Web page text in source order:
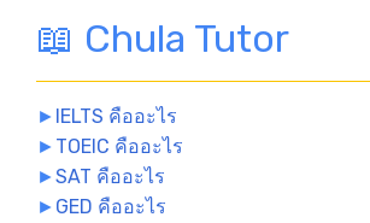
📖 Chula Tutor
► IELTS คืออะไร
► TOEIC คืออะไร
►SAT คืออะไร
► GED คืออะไร